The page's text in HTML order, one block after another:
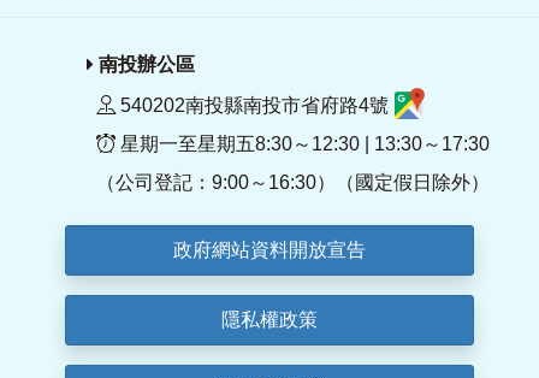
南投辦公區
540202南投縣南投市省府路4號
星期一至星期五8:30～12:30 | 13:30～17:30
（公司登記：9:00～16:30）（國定假日除外）
政府網站資料開放宣告
隱私權政策